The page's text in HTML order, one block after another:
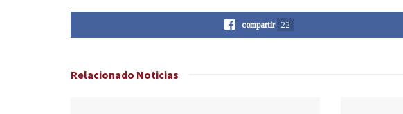
compartir 22
Relacionado Noticias